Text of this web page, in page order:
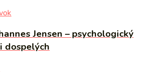
Jensen – psychologický
dospelých